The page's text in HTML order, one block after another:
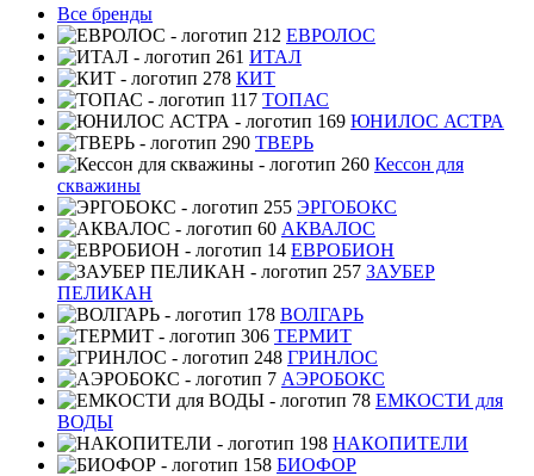
Все бренды
ЕВРОЛОС
ИТАЛ
КИТ
ТОПАС
ЮНИЛОС АСТРА
ТВЕРЬ
Кессон для
скважины
ЭРГОБОКС
АКВАЛОС
ЕВРОБИОН
ЗАУБЕР
ПЕЛИКАН
ВОЛГАРЬ
ТЕРМИТ
ГРИНЛОС
АЭРОБОКС
ЕМКОСТИ для
ВОДЫ
НАКОПИТЕЛИ
БИОФОР